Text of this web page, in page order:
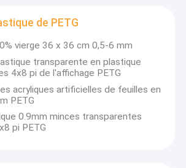
citation
de PETG
vierge 36 x 36 cm 0,5-6 mm
transparente en plastique
4x8 pi de l'affichage PETG
acryliques artificielles de feuilles en
PETG
0.9mm minces transparentes
pi PETG
MAÇON
en 2008, foyer sur fournir les
point de vente de feuilles acryliques.
clients d'OEM et d'ODM de plus de 20
couvre 40 000 mètres carrés, 6